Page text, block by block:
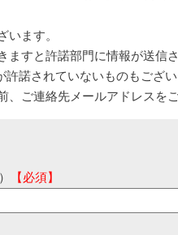
います。
ますと許諾部門に情報が送信
許諾されていないものもござ
、ご連絡先メールアドレスを
【必須】